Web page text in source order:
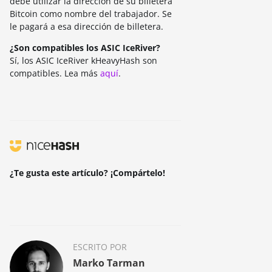
Bitcoin como nombre del trabajador. Se
le pagará a esa dirección de billetera.
¿Son compatibles los ASIC IceRiver?
Sí, los ASIC IceRiver kHeavyHash son
compatibles. Lea más aquí.
¿Te gusta este artículo? ¡Compártelo!
ESCRITO POR
Marko Tarman